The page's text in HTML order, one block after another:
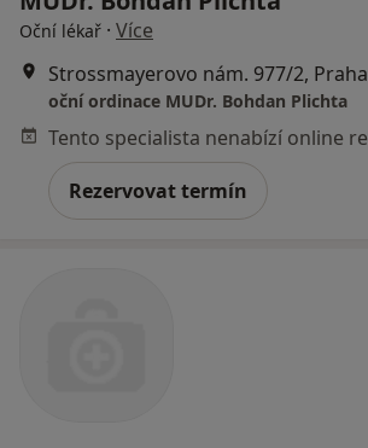
Oční lékař · Více
Strossmayerovo nám. 977/2, Praha
oční ordinace MUDr. Bohdan Plichta
Rezervovat termín